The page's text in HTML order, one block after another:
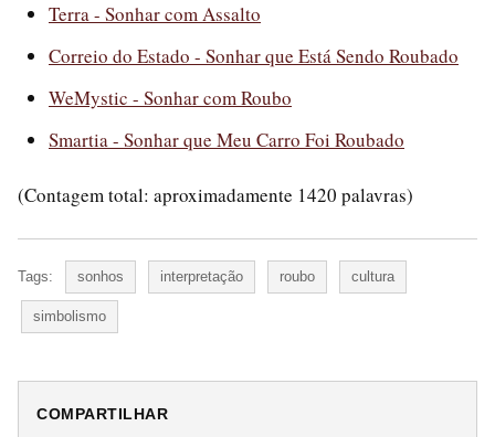
Terra - Sonhar com Assalto
Correio do Estado - Sonhar que Está Sendo Roubado
WeMystic - Sonhar com Roubo
Smartia - Sonhar que Meu Carro Foi Roubado
(Contagem total: aproximadamente 1420 palavras)
Tags: sonhos interpretação roubo cultura
simbolismo
COMPARTILHAR